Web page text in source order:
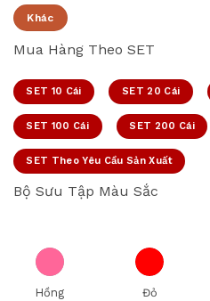
Khác
Mua Hàng Theo SET
SET 10 Cái SET 20 Cái
SET 100 Cái SET 200 Cái
SET Theo Yêu Cầu Sản Xuất
Bộ Sưu Tập Màu Sắc
Hồng Đỏ